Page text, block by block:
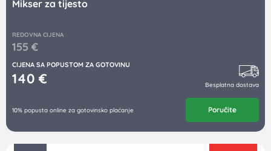
Mikser za tijesto
REDOVNA CIJENA
155 €
CIJENA SA POPUSTOM ZA GOTOVINU
140 € Besplatna dostava
10% popusta online za gotovinsko plaćanje Poručite